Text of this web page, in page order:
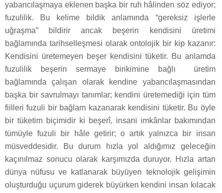
yabancılaşmaya eklenen başka bir ruh hâlinden söz ediyor;
fuzulilik. Bu kelime bildik anlamında “gereksiz işlerle
uğraşma” bildirir ancak beşerin kendisini üretimi
bağlamında tarihselleşmesi olarak ontolojik bir kip kazanır:
Kendisini üretemeyen beşer kendisini tüketir. Bu anlamda
fuzulilik beşerin sermaye birikimine bağlı
üretim
bağlamında çalışan olarak kendine yabancılaşmasından
başka bir savrulmayı tanımlar; kendini üretemediği için tüm
fiilleri fuzuli bir bağlam kazanarak kendisini tüketir. Bu öyle
bir tüketim biçimidir ki beşerî, insani imkânlar bakımından
tümüyle fuzuli bir hâle getirir; o artık yalnızca bir insan
müsveddesidir. Bu durum hızla yol aldığımız geleceğin
kaçınılmaz sonucu olarak karşımızda duruyor. Hızla artan
dünya nüfusu ve katlanarak büyüyen teknolojik gelişimin
oluşturduğu uçurum giderek büyürken kendini insan kılacak